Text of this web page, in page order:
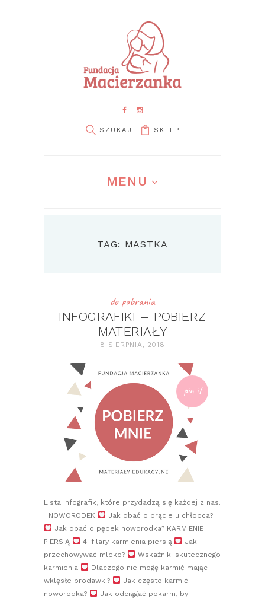
SKLEP
MENU
TAG: MASTKA
do pobrania
INFOGRAFIKI – POBIERZ
MATERIAŁY
8 SIERPNIA, 2018
pin it
Lista infografik, które przydadzą się każdej z nas.
NOWORODEK
Jak dbać o prącie u chłopca?
Jak dbać o pępek noworodka? KARMIENIE
PIERSIĄ
4. filary karmienia piersią
Jak
przechowywać mleko?
Wskaźniki skutecznego
karmienia
Dlaczego nie mogę karmić mając
wklęsłe brodawki?
Jak często karmić
noworodka?
Jak odciągać pokarm, by